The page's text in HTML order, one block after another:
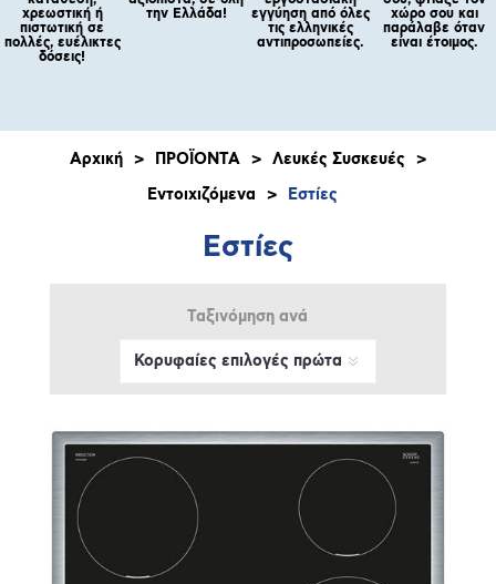
χρεωστική ή
πιστωτική σε
πολλές, ευέλικτες
δόσεις!
την Ελλάδα!
εγγύηση από όλες
τις ελληνικές
αντιπροσωπείες.
χώρο σου και
παράλαβε όταν
είναι έτοιμος.
Αρχική > ΠΡΟΪΟΝΤΑ > Λευκές Συσκευές
>
Εντοιχιζόμενα
> Εστίες
Εστίες
Ταξινόμηση ανά